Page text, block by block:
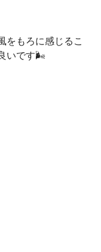
をもろに感じるこ
いです🌬